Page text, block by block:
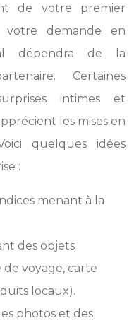
de votre premier
demande en
dépendra de la
Certaines
intimes et
les mises en
quelques idées
:
menant à la
des objets
voyage, carte
locaux).
photos et des